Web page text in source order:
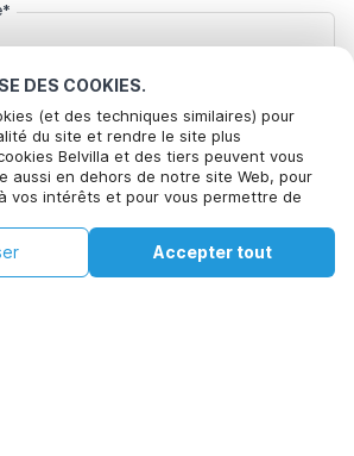
DES COOKIES.
(et des techniques similaires) pour
du site et rendre le site plus
Belvilla et des tiers peuvent vous
aussi en dehors de notre site Web, pour
vos intérêts et pour vous permettre de
de le faire. Plus d'informations peuvent
politique de cookie.
Accepter tout
désabonner des offres de Belvilla. Vous
Voir les disponibilités
Voir les disponibilités